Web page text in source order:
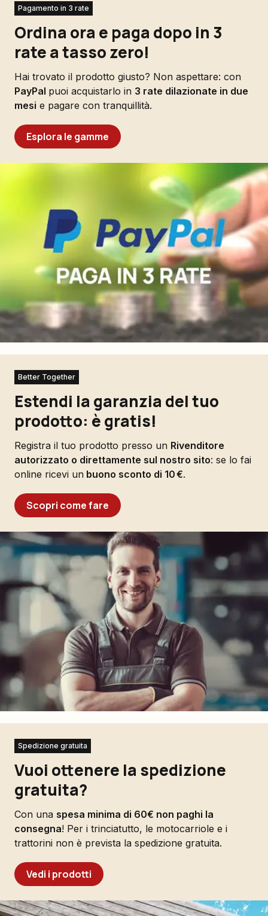
Pagamento in 3 rate
Ordina ora e paga dopo in 3
rate a tasso zero!
Hai trovato il prodotto giusto? Non aspettare: con
PayPal puoi acquistarlo in 3 rate dilazionate in due
mesi e pagare con tranquillità.
Esplora le gamme
Better Together
Estendi la garanzia del tuo
prodotto: è gratis!
Registra il tuo prodotto presso un Rivenditore
autorizzato o direttamente sul nostro sito: se lo fai
online ricevi un buono sconto di 10 €.
Scopri come fare
Spedizione gratuita
Vuoi ottenere la spedizione
gratuita?
Con una spesa minima di 60€ non paghi la
consegna! Per i trinciatutto, le motocarriole e i
trattorini non è prevista la spedizione gratuita.
Vedi i prodotti